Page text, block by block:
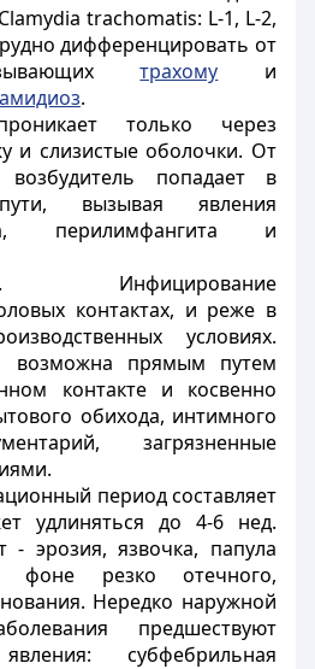
trachomatis: L-1, L-2,
дифференцировать от
трахому и
.
только через
и слизистые оболочки. От
попадает в
вызывая явления
перилимфангита и
Инфицирование
контактах, и реже в
условиях.
возможна прямым путем
контакте и косвенно
обихода, интимного
загрязненные
период составляет
удлиняться до 4-6 нед.
- эрозия, язвочка, папула
фоне резко отечного,
Нередко наружной
предшествуют
субфебрильная